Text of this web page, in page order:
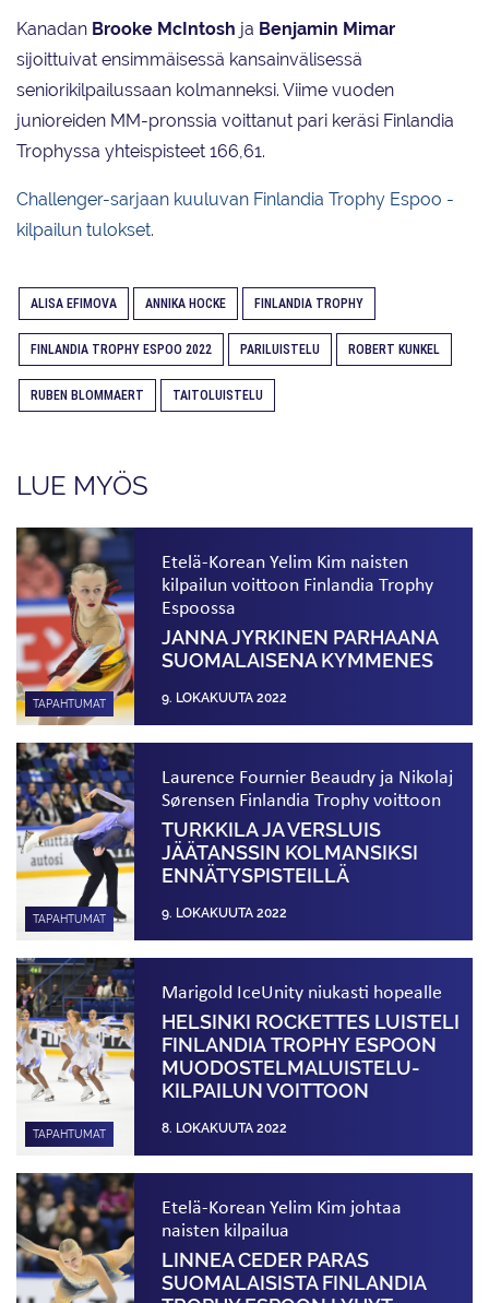
Kanadan Brooke McIntosh ja Benjamin Mimar
sijoittuivat ensimmäisessä kansainvälisessä
seniorikilpailussaan kolmanneksi. Viime vuoden
junioreiden MM-pronssia voittanut pari keräsi Finlandia
Trophyssa yhteispisteet 166,61.
Challenger-sarjaan kuuluvan Finlandia Trophy Espoo -
kilpailun tulokset.
ALISA EFIMOVA ANNIKA HOCKE FINLANDIA TROPHY
FINLANDIA TROPHY ESPOO 2022 PARILUISTELU ROBERT KUNKEL
RUBEN BLOMMAERT TAITOLUISTELU
LUE MYÖS
TAPAHTUMAT
Etelä-Korean Yelim Kim naisten
kilpailun voittoon Finlandia Trophy
Espoossa
JANNA JYRKINEN PARHAANA
SUOMALAISENA KYMMENES
9. LOKAKUUTA 2022
TAPAHTUMAT
Laurence Fournier Beaudry ja Nikolaj
Sørensen Finlandia Trophy voittoon
TURKKILA JA VERSLUIS
JÄÄTANSSIN KOLMANSIKSI
ENNÄTYS­PISTEILLÄ
9. LOKAKUUTA 2022
TAPAHTUMAT
Marigold IceUnity niukasti hopealle
HELSINKI ROCKETTES LUISTELI
FINLANDIA TROPHY ESPOON
MUODOSTELMA­­LUISTELU­­
KILPAILUN VOITTOON
8. LOKAKUUTA 2022
Etelä-Korean Yelim Kim johtaa
naisten kilpailua
LINNEA CEDER PARAS
SUOMALAISISTA FINLANDIA